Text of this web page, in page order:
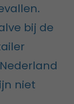
bij de
niet